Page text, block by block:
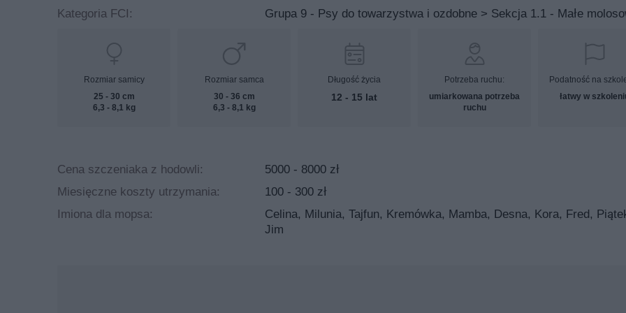
Kategoria FCI:
Grupa 9 - Psy do towarzystwa i ozdobne > Sekcja 1.1 - Małe
Rozmiar samicy
25 - 30 cm
6,3 - 8,1 kg
Rozmiar samca
30 - 36 cm
6,3 - 8,1 kg
Długość życia
12 - 15 lat
Potrzeba ruchu:
umiarkowana potrzeba
ruchu
Podatność na
łatwy w
Cena szczeniaka z hodowli:
5000 - 8000 zł
Miesięczne koszty utrzymania:
100 - 300 zł
Imiona dla mopsa:
Celina, Milunia, Tajfun, Kremówka, Mamba, Desna, Kora, Fred,
Jim